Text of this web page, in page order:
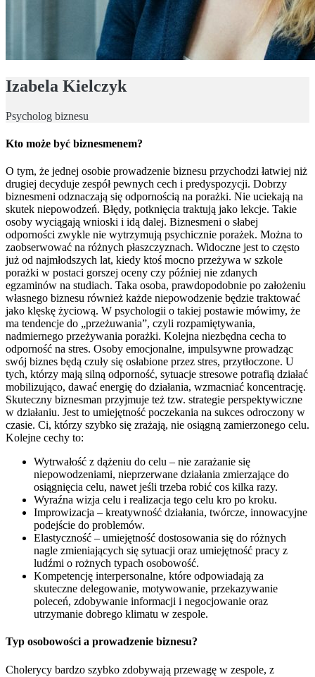
Izabela Kielczyk
Psycholog biznesu
Kto może być biznesmenem?
O tym, że jednej osobie prowadzenie biznesu przychodzi łatwiej niż
drugiej decyduje zespół pewnych cech i predyspozycji. Dobrzy
biznesmeni odznaczają się odpornością na porażki. Nie uciekają na
skutek niepowodzeń. Błędy, potknięcia traktują jako lekcje. Takie
osoby wyciągają wnioski i idą dalej. Biznesmeni o słabej
odporności zwykle nie wytrzymują psychicznie porażek. Można to
zaobserwować na różnych płaszczyznach. Widoczne jest to często
już od najmłodszych lat, kiedy ktoś mocno przeżywa w szkole
porażki w postaci gorszej oceny czy później nie zdanych
egzaminów na studiach. Taka osoba, prawdopodobnie po założeniu
własnego biznesu również każde niepowodzenie będzie traktować
jako klęskę życiową. W psychologii o takiej postawie mówimy, że
ma tendencje do „przeżuwania”, czyli rozpamiętywania,
nadmiernego przeżywania porażki. Kolejna niezbędna cecha to
odporność na stres. Osoby emocjonalne, impulsywne prowadząc
swój biznes będą czuły się osłabione przez stres, przytłoczone. U
tych, którzy mają silną odporność, sytuacje stresowe potrafią działać
mobilizująco, dawać energię do działania, wzmacniać koncentrację.
Skuteczny biznesman przyjmuje też tzw. strategie perspektywiczne
w działaniu. Jest to umiejętność poczekania na sukces odroczony w
czasie. Ci, którzy szybko się zrażają, nie osiągną zamierzonego celu.
Kolejne cechy to:
Wytrwałość z dążeniu do celu – nie zarażanie się
niepowodzeniami, nieprzerwane działania zmierzające do
osiągnięcia celu, nawet jeśli trzeba robić cos kilka razy.
Wyraźna wizja celu i realizacja tego celu kro po kroku.
Improwizacja – kreatywność działania, twórcze, innowacyjne
podejście do problemów.
Elastyczność – umiejętność dostosowania się do różnych
nagle zmieniających się sytuacji oraz umiejętność pracy z
ludźmi o rożnych typach osobowość.
Kompetencję interpersonalne, które odpowiadają za
skuteczne delegowanie, motywowanie, przekazywanie
poleceń, zdobywanie informacji i negocjowanie oraz
utrzymanie dobrego klimatu w zespole.
Typ osobowości a prowadzenie biznesu?
Cholerycy bardzo szybko zdobywają przewagę w zespole, z